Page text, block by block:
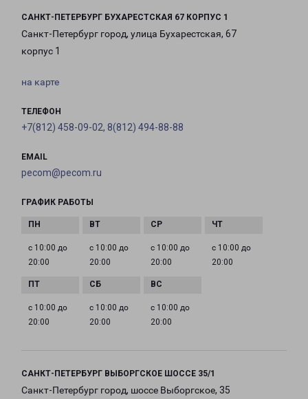
САНКТ-ПЕТЕРБУРГ БУХАРЕСТСКАЯ 67 КОРПУС 1
Санкт-Петербург город, улица Бухарестская, 67
корпус 1
на карте
ТЕЛЕФОН
+7(812) 458-09-02, 8(812) 494-88-88
EMAIL
pecom@pecom.ru
ГРАФИК РАБОТЫ
с 10:00 до
20:00
с 10:00 до
20:00
с 10:00 до
20:00
с 10:00 до
20:00
с 10:00 до
20:00
с 10:00 до
20:00
с 10:00 до
20:00
САНКТ-ПЕТЕРБУРГ ВЫБОРГСКОЕ ШОССЕ 35/1
Санкт-Петербург город, шоссе Выборгское, 35